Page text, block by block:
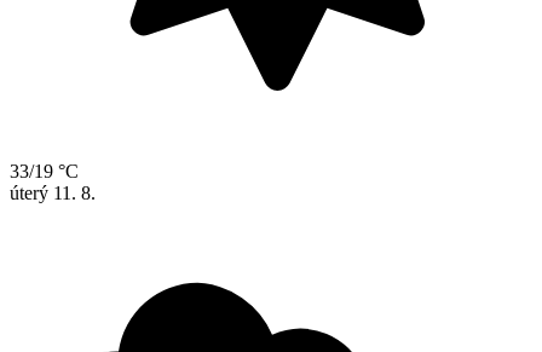
33/19 °C
úterý 11. 8.